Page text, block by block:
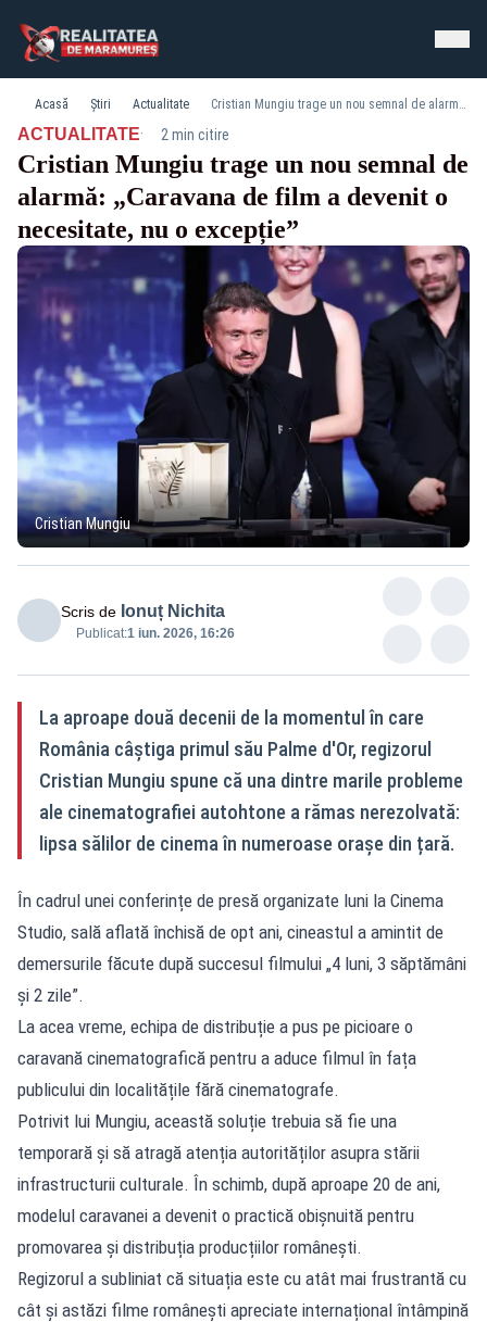
Acasă Știri Actualitate Cristian Mungiu trage un nou semnal de alarmă: „Caravana de film a devenit o necesitate, nu o excepție”
ACTUALITATE· 2 min citire
Cristian Mungiu trage un nou semnal de
alarmă: „Caravana de film a devenit o
necesitate, nu o excepție”
Cristian Mungiu
Scris de Ionuț Nichita
Publicat:1 iun. 2026, 16:26
La aproape două decenii de la momentul în care
România câștiga primul său Palme d'Or, regizorul
Cristian Mungiu spune că una dintre marile probleme
ale cinematografiei autohtone a rămas nerezolvată:
lipsa sălilor de cinema în numeroase orașe din țară.
În cadrul unei conferințe de presă organizate luni la Cinema
Studio, sală aflată închisă de opt ani, cineastul a amintit de
demersurile făcute după succesul filmului „4 luni, 3 săptămâni
și 2 zile”.
La acea vreme, echipa de distribuție a pus pe picioare o
caravană cinematografică pentru a aduce filmul în fața
publicului din localitățile fără cinematografe.
Potrivit lui Mungiu, această soluție trebuia să fie una
temporară și să atragă atenția autorităților asupra stării
infrastructurii culturale. În schimb, după aproape 20 de ani,
modelul caravanei a devenit o practică obișnuită pentru
promovarea și distribuția producțiilor românești.
Regizorul a subliniat că situația este cu atât mai frustrantă cu
cât și astăzi filme românești apreciate internațional întâmpină